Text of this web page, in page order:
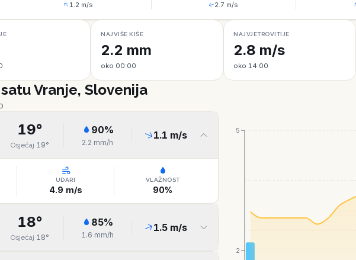
1.2 m/s
2.7 m/s
NAJVIŠE KIŠE
2.2 mm
oko 00:00
NAJVJETROVITIJE
2.8 m/s
oko 14:00
satuVranje, Slovenija
19°
Osjećaj 19°
90%
2.2 mm/h
1.1 m/s
UDARI
4.9 m/s
VLAŽNOST
90%
18°
Osjećaj 18°
85%
1.6 mm/h
1.5m/s
2
5